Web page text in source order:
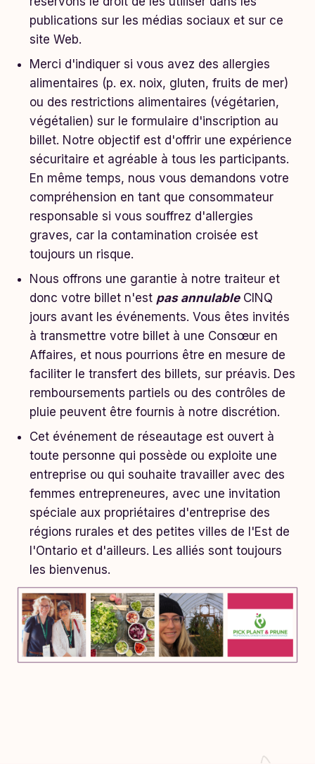
publications sur les médias sociaux et sur ce
site Web.
Merci d'indiquer si vous avez des allergies
alimentaires (p. ex. noix, gluten, fruits de mer)
ou des restrictions alimentaires (végétarien,
végétalien) sur le formulaire d'inscription au
billet. Notre objectif est d'offrir une expérience
sécuritaire et agréable à tous les participants.
En même temps, nous vous demandons votre
compréhension en tant que consommateur
responsable si vous souffrez d'allergies
graves, car la contamination croisée est
toujours un risque.
Nous offrons une garantie à notre traiteur et
donc votre billet n'est pas annulableCINQ
jours avant les événements. Vous êtes invités
à transmettre votre billet à une Consœur en
Affaires, et nous pourrions être en mesure de
faciliter le transfert des billets, sur préavis. Des
remboursements partiels ou des contrôles de
pluie peuvent être fournis à notre discrétion.
Cet événement de réseautage est ouvert à
toute personne qui possède ou exploite une
entreprise ou qui souhaite travailler avec des
femmes entrepreneures, avec une invitation
spéciale aux propriétaires d'entreprise des
régions rurales et des petites villes de l'Est de
l'Ontario et d'ailleurs. Les alliés sont toujours
les bienvenus.